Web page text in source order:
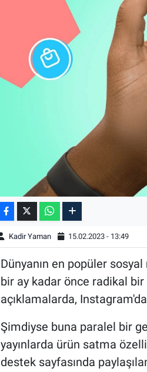
Kadir Yaman 15.02.2023 - 13:49
Dünyanın en popüler
bir ay kadar önce radikal bir
açıklamalarda,
Şimdiyse buna paralel bir
yayınlarda ürün satma
destek sayfasında